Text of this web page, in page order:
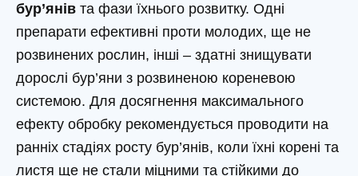
бур’янів та фази їхнього розвитку. Одні
препарати ефективні проти молодих, ще не
розвинених рослин, інші – здатні знищувати
дорослі бур’яни з розвиненою кореневою
системою. Для досягнення максимального
ефекту обробку рекомендується проводити на
ранніх стадіях росту бур’янів, коли їхні корені та
листя ще не стали міцними та стійкими до